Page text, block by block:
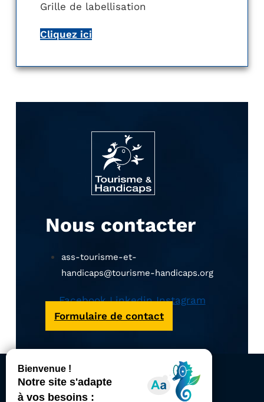
Grille de labellisation
Cliquez ici
Nous contacter
ass-tourisme-et-
handicaps@tourisme-handicaps.org
Facebook Linkedin Instagram
Formulaire de contact
ACCESSIBILITÉ
REVUE DE PRESSE
PLAN DU SITE